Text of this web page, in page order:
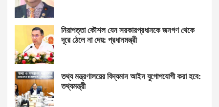
নিরাপত্তা কৌশল যেন সরকারপ্রধানকে জনগণ থেকে
দূরে ঠেলে না দেয়: প্রধানমন্ত্রী
তথ্য মন্ত্রণালয়ের বিদ্যমান আইন যুগোপযোগী করা হবে:
তথ্যমন্ত্রী